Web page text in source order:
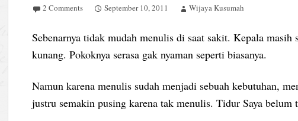
2 Comments September 10, 2011 Wijaya Kusumah
Sebenarnya tidak mudah menulis di saat sakit. Kepala masih
kunang. Pokoknya serasa gak nyaman seperti biasanya.
Namun karena menulis sudah menjadi sebuah kebutuhan,
justru semakin pusing karena tak menulis. Tidur Saya belum